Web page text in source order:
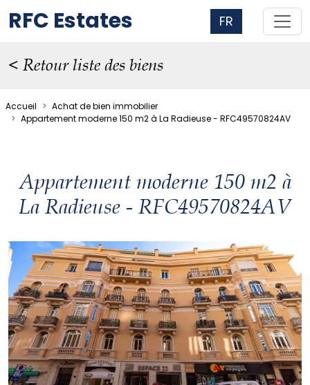
RFC Estates FR
< Retour liste des biens
Accueil
Achat de bien immobilier
Appartement moderne 150 m2 à La Radieuse - RFC49570824AV
Appartement moderne 150 m2 à
La Radieuse - RFC49570824AV